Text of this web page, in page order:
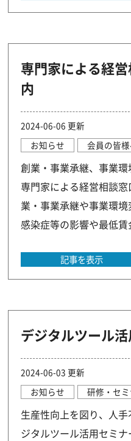
専門家による経
内
2024-06-06 更新
お知らせ
会員の皆
創業・事業承継、事業
専門家による経営相談
業・事業承継や事業環
感染症等の影響や最低賃
記事を表示
デジタルツール
2024-06-03 更新
お知らせ
研修・セ
生産性向上を図り、人
ジタルツール活用セミ